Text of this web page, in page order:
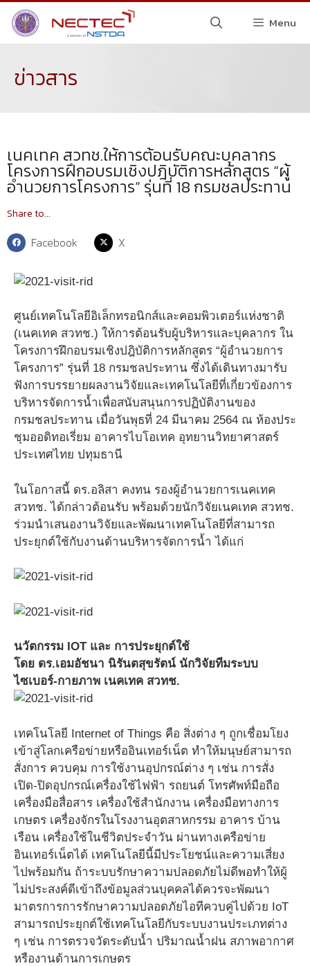
Menu
ข่าวสาร
เนคเทค สวทช.ให้การต้อนรับคณะบุคลากร
โครงการฝึกอบรมเชิงปฎิบัติการหลักสูตร “ผู้
อำนวยการโครงการ” รุ่นที่ 18 กรมชลประทาน
Share to...
Facebook X
ศูนย์เทคโนโลยีอิเล็กทรอนิกส์และคอมพิวเตอร์แห่งชาติ
(เนคเทค สวทช.) ให้การต้อนรับผู้บริหารและบุคลากร ใน
โครงการฝึกอบรมเชิงปฎิบัติการหลักสูตร “ผู้อำนวยการ
โครงการ” รุ่นที่ 18 กรมชลประทาน ซึ่งได้เดินทางมารับ
ฟังการบรรยายผลงานวิจัยและเทคโนโลยีที่เกี่ยวข้องการ
บริหารจัดการน้ำเพื่อสนับสนุนการปฏิบัติงานของ
กรมชลประทาน เมื่อวันพุธที่ 24 มีนาคม 2564 ณ ห้องประ
ชุมออดิทอเรี่ยม อาคารไบโอเทค อุทยานวิทยาศาสตร์
ประเทศไทย ปทุมธานี
ในโอกาสนี้ ดร.อลิสา คงทน รองผู้อำนวยการเนคเทค
สวทช. ได้กล่าวต้อนรับ พร้อมด้วยนักวิจัยเนคเทค สวทช.
ร่วมนำเสนองานวิจัยและพัฒนาเทคโนโลยีที่สามารถ
ประยุกต์ใช้กับงานด้านบริหารจัดการน้ำ ได้แก่
นวัตกรรม IOT และ การประยุกต์ใช้
โดย ดร.เอมอัชนา นิรันตสุขรัตน์ นักวิจัยทีมระบบ
ไซเบอร์-กายภาพ เนคเทค สวทช.
เทคโนโลยี Internet of Things คือ สิ่งต่าง ๆ ถูกเชื่อมโยง
เข้าสู่โลกเครือข่ายหรืออินเทอร์เน็ต ทําให้มนุษย์สามารถ
สั่งการ ควบคุม การใช้งานอุปกรณ์ต่าง ๆ เช่น การสั่ง
เปิด-ปิดอุปกรณ์เครื่องใช้ไฟฟ้า รถยนต์ โทรศัพท์มือถือ
เครื่องมือสื่อสาร เครื่องใช้สํานักงาน เครื่องมือทางการ
เกษตร เครื่องจักรในโรงงานอุตสาหกรรม อาคาร บ้าน
เรือน เครื่องใช้ในชีวิตประจําวัน ผ่านทางเครือข่าย
อินเทอร์เน็ตได้ เทคโนโลยีนี้มีประโยชน์และความเสี่ยง
ไปพร้อมกัน ถ้าระบบรักษาความปลอดภัยไม่ดีพอทำให้ผู้
ไม่ประสงค์ดีเข้าถึงข้อมูลส่วนบุคคลได้ควรจะพัฒนา
มาตรการการรักษาความปลอดภัยไอทีควบคู่ไปด้วย IoT
สามารถประยุกต์ใช้เทคโนโลยีกับระบบงานประเภทต่าง
ๆ เช่น การตรวจวัดระดับน้ำ ปริมาณน้ำฝน สภาพอากาศ
หรืองานด้านการเกษตร